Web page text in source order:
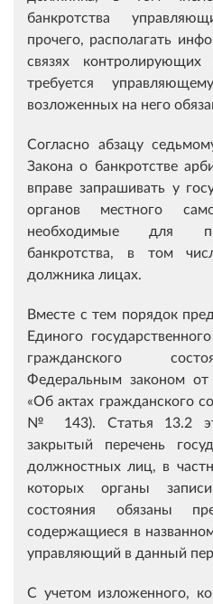
банкротства
прочего, располагать
связях
требуется
возложенных на него
Согласно абзацу
Закона о банкротстве
вправе запрашивать у
органов местного
необходимые для
банкротства, в том
должника лицах.
Вместе с тем порядок
Единого
гражданского
Федеральным законом
«Об актах гражданского
№ 143). Статья 13.2
закрытый перечень
должностных лиц, в
которых органы
состояния обязаны
содержащиеся в
управляющий в данный
С учетом изложенного,